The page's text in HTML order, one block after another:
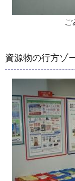
ご
資源物の行方ゾ